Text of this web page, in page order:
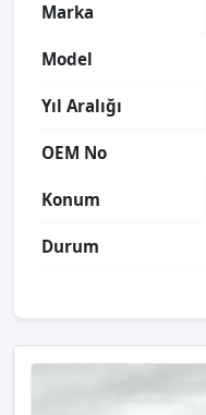
Marka
Model
Yıl Aralığı
OEM No
Konum
Durum